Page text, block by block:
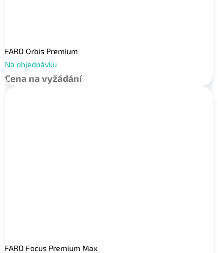
FARO Orbis Premium
Na objednávku
Cena na vyžádání
FARO Focus Premium Max